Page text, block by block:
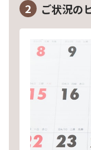
2 ご状況の